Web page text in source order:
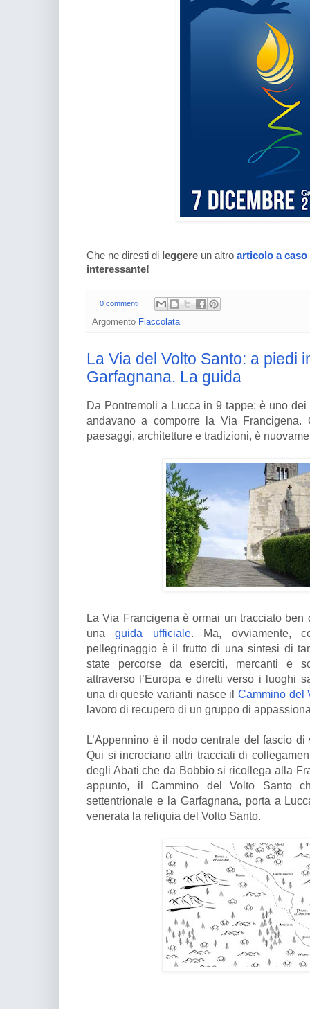
Che ne diresti di leggere un altro articolo a caso
interessante!
0 commenti
Argomento Fiaccolata
La Via del Volto Santo: a piedi
Garfagnana. La guida
Da Pontremoli a Lucca in 9 tappe: è uno
andavano a comporre la Via Francigena.
paesaggi, architetture e tradizioni, è
La Via Francigena è ormai un tracciato
unaguida ufficiale. Ma, ovviamente,
pellegrinaggio è il frutto di una sintesi di
state percorse da eserciti, mercanti e
attraverso l’Europa e diretti verso i luoghi
una di queste varianti nasce il Cammino del
lavoro di recupero di un gruppo di
L’Appennino è il nodo centrale del fascio
Qui si incrociano altri tracciati di
degli Abati che da Bobbio si ricollega alla
appunto, il Cammino del Volto Santo
settentrionale e la Garfagnana, porta a
venerata la reliquia del Volto Santo.